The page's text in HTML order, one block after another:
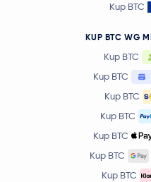
Kup BTC
KUP BTC WG
Kup BTC
Kup BTC
Kup BTC
Kup BTC
Kup BTC
Kup BTC
Kup BTC